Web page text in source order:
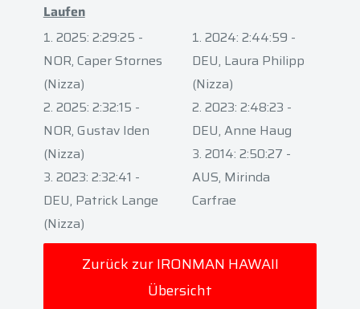
Laufen
2025: 2:29:25 -
NOR, Caper Stornes
(Nizza)
2025: 2:32:15 -
NOR, Gustav Iden
(Nizza)
2023: 2:32:41 -
DEU, Patrick Lange
(Nizza)
2024: 2:44:59 -
DEU, Laura Philipp
(Nizza)
2023: 2:48:23 -
DEU, Anne Haug
2014: 2:50:27 -
AUS, Mirinda
Carfrae
Zurück zur IRONMAN HAWAII
Übersicht